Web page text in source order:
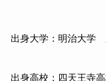
出身大学：明治大学
出身高校：四天王寺